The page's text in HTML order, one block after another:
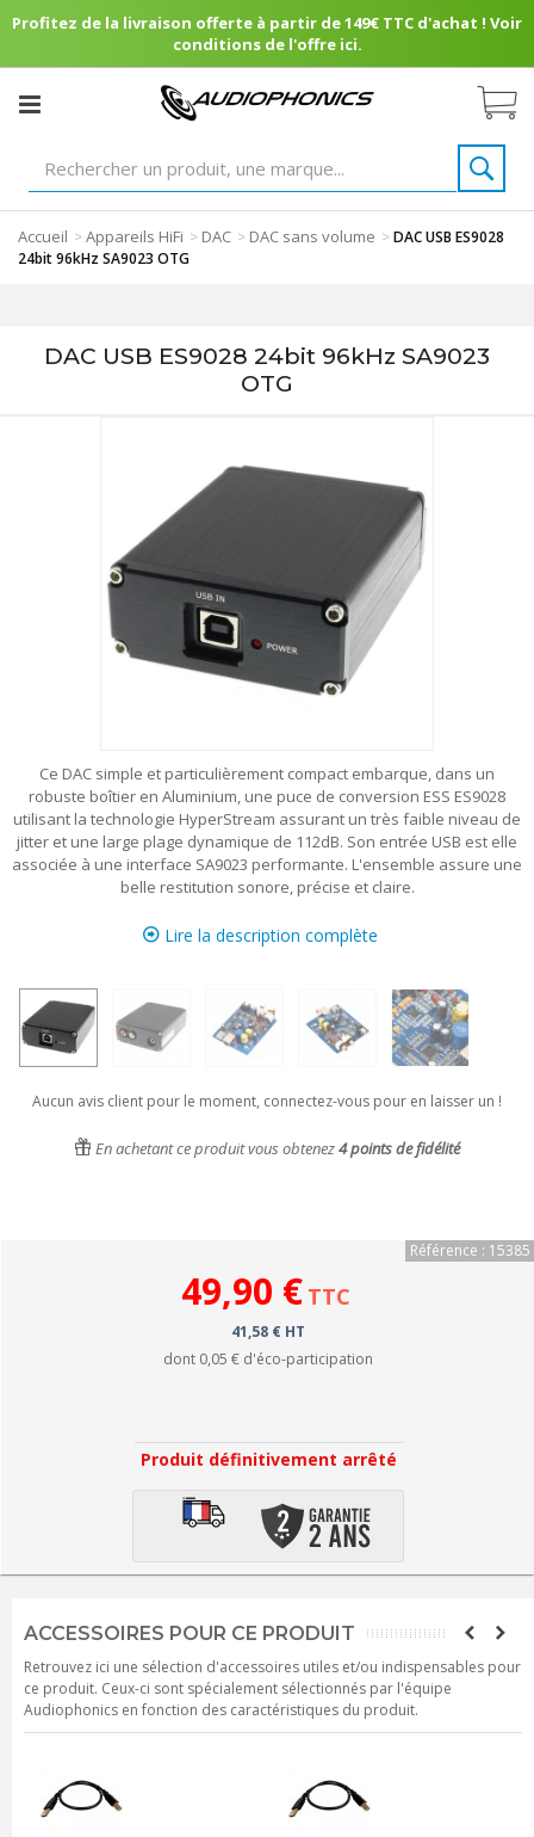
Profitez de la livraison offerte à partir de 149€ TTC d'achat ! Voir
conditions de l'offre ici.
Accueil >Appareils HiFi > DAC > DAC sans volume >DAC USB ES9028
24bit 96kHz SA9023 OTG
DAC USB ES9028 24bit 96kHz SA9023
OTG
Ce DAC simple et particulièrement compact embarque, dans un
robuste boîtier en Aluminium, une puce de conversion ESS ES9028
utilisant la technologie HyperStream assurant un très faible niveau de
jitter et une large plage dynamique de 112dB. Son entrée USB est elle
associée à une interface SA9023 performante. L'ensemble assure une
belle restitution sonore, précise et claire.
Lire la description complète
Aucun avis client pour le moment, connectez-vous pour en laisser un !
En achetant ce produit vous obtenez4points de fidélité
Référence : 15385
49,90 € TTC
41,58 € HT
dont 0,05 € d'éco-participation
Produit définitivement arrêté
ACCESSOIRES POUR CE PRODUIT
Retrouvez ici une sélection d'accessoires utiles et/ou indispensables pour
ce produit. Ceux-ci sont spécialement sélectionnés par l'équipe
Audiophonics en fonction des caractéristiques du produit.